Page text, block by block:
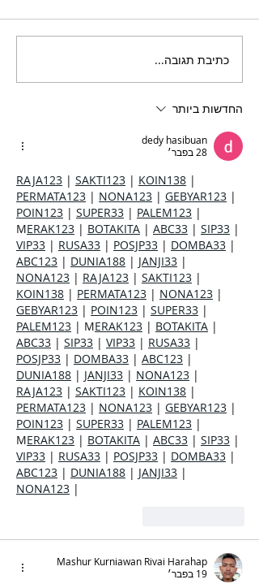
בריזר תוסס ואלכוהולי
בטעם פטל, לקיץ החם של
השנה
כתיבת תגובה...
החדשות ביותר
dedy hasibuan
28 בפבר׳
RAJA123 | SAKTI123 | KOIN138 |
PERMATA123 | NONA123 | GEBYAR123 |
POIN123 | SUPER33 | PALEM123 |
MERAK123 | BOTAKITA | ABC33 | SIP33 |
VIP33 | RUSA33 | POSJP33 | DOMBA33 |
ABC123 | DUNIA188 | JANJI33 |
NONA123 | RAJA123 | SAKTI123 |
KOIN138 | PERMATA123 | NONA123 |
GEBYAR123 | POIN123 | SUPER33 |
PALEM123 | MERAK123 | BOTAKITA |
ABC33 | SIP33 | VIP33 | RUSA33 |
POSJP33 | DOMBA33 | ABC123 |
DUNIA188 | JANJI33 | NONA123 |
RAJA123 | SAKTI123 | KOIN138 |
PERMATA123 | NONA123 | GEBYAR123 |
POIN123 | SUPER33 | PALEM123 |
MERAK123 | BOTAKITA | ABC33 | SIP33 |
VIP33 | RUSA33 | POSJP33 | DOMBA33 |
ABC123 | DUNIA188 | JANJI33 |
NONA123 |
Mashur Kurniawan Rivai Harahap
19 בפבר׳